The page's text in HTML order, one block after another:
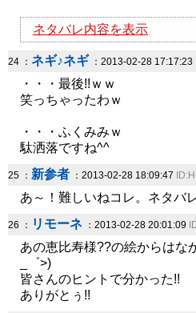
ネタバレ内容を表示
24 ： ネギ♪ネギ ：2013-02-28 17:17:23
・・・最後!!ｗｗ
笑っちゃったわｗ
・・・ふくみみｗ
駄洒落ですね^^
25 ： 新参者 ：2013-02-28 18:09:47
あ～！難しいねコレ。ネタバ
26 ： リモーネ ：2013-02-28 20:01:09
あの恵比寿様??の絵からはな
_゜>)
皆さんのヒントで分かった!!
ありがとぅ!!